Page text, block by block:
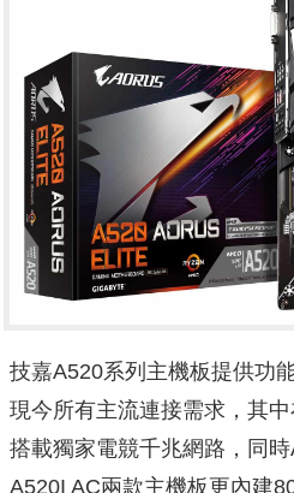
技嘉A520系列主機板提供功
現今所有主流連接需求，其
搭載獨家電競千兆網路，同
A520I AC兩款主機板更內建